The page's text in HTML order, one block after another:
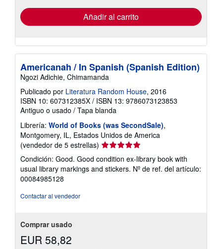
envío
Añadir al carrito
Americanah / In Spanish (Spanish Edition)
Ngozi Adichie, Chimamanda
Publicado por Literatura Random House, 2016
ISBN 10: 607312385X / ISBN 13: 9786073123853
Antiguo o usado / Tapa blanda
Librería: World of Books (was SecondSale),
Montgomery, IL, Estados Unidos de America
(vendedor de 5 estrellas) Calificación
vendedor:
5
Condición: Good. Good condition ex-library book with
usual library markings and stickers. Nº de ref. del artículo:
00084985128
Contactar al vendedor
Comprar usado
EUR 58,82